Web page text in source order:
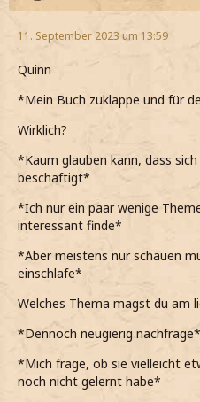
11. September 2023 um 13:59
Quinn
*Mein Buch zuklappe und für
Wirklich?
*Kaum glauben kann, dass
beschäftigt*
*Ich nur ein paar wenige
interessant finde*
*Aber meistens nur schauen
einschlafe*
Welches Thema magst du am
*Dennoch neugierig nachfrage*
*Mich frage, ob sie vielleicht
noch nicht gelernt habe*